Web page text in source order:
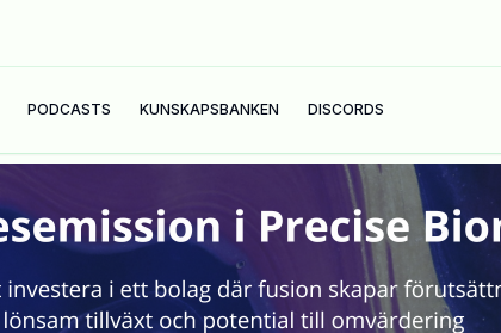
PODCASTS KUNSKAPSBANKEN DISCORDS